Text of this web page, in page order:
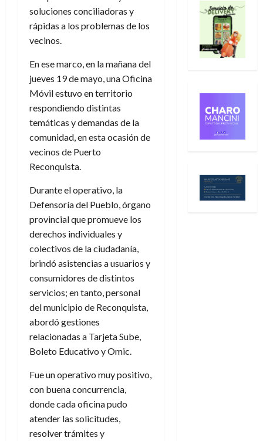
soluciones conciliadoras y
rápidas a los problemas de los
vecinos.
En ese marco, en la mañana del
jueves 19 de mayo, una Oficina
Móvil estuvo en territorio
respondiendo distintas
temáticas y demandas de la
comunidad, en esta ocasión de
vecinos de Puerto
Reconquista.
Durante el operativo, la
Defensoría del Pueblo, órgano
provincial que promueve los
derechos individuales y
colectivos de la ciudadanía,
brindó asistencias a usuarios y
consumidores de distintos
servicios; en tanto, personal
del municipio de Reconquista,
abordó gestiones
relacionadas a Tarjeta Sube,
Boleto Educativo y Omic.
Fue un operativo muy positivo,
con buena concurrencia,
donde cada oficina pudo
atender las solicitudes,
resolver trámites y